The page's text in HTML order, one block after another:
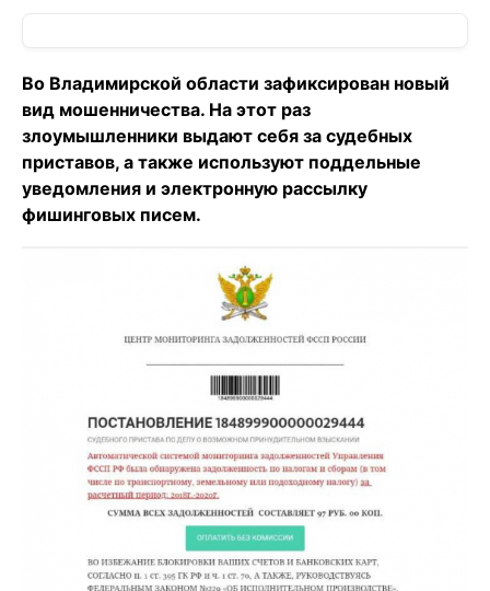
Во Владимирской области зафиксирован новый
вид мошенничества. На этот раз
злоумышленники выдают себя за судебных
приставов, а также используют поддельные
уведомления и электронную рассылку
фишинговых писем.